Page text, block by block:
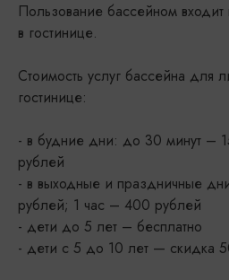
Пользование бассейном входит
в гостинице.
Стоимость услуг бассейна
гостинице:
- в будние дни: до 30 минут –
рублей
- в выходные и праздничные
рублей; 1 час – 400 рублей
- дети до 5 лет – бесплатно
- дети c 5 до 10 лет — скидка